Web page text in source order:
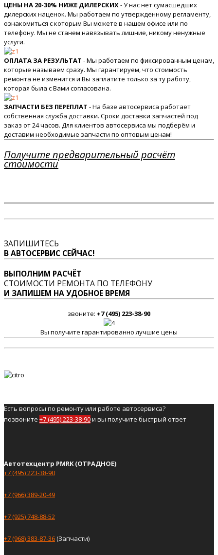
ЦЕНЫ НА 20-30% НИЖЕ ДИЛЕРСКИХ- У нас нет сумасшедших
дилерских наценок. Мы работаем по утвержденному регламенту,
ознакомиться с которым Вы можете в нашем офисе или по
телефону. Мы не станем навязывать лишние, никому ненужные
услуги.
ОПЛАТА ЗА РЕЗУЛЬТАТ - Мы работаем по фиксированным ценам,
которые называем сразу. Мы гарантируем, что стоимость
ремонта не изменится и Вы заплатите только за ту работу,
которая была с Вами согласована.
ЗАПЧАСТИ БЕЗ ПЕРЕПЛАТ - На базе автосервиса работает
собственная служба доставки. Сроки доставки запчастей под
заказ от 24 часов. Для клиентов автосервиса мы подберём и
доставим необходимые запчасти по оптовым ценам!
Получите предварительный расчёт
стоимости
ЗАПИШИТЕСЬ
В АВТОСЕРВИС СЕЙЧАС!
ВЫПОЛНИМ РАСЧЁТ
СТОИМОСТИ РЕМОНТА ПО ТЕЛЕФОНУ
И ЗАПИШЕМ НА УДОБНОЕ ВРЕМЯ
звоните: +7 (495) 223-38-90
Вы получите гарантированно лучшие цены
Есть вопросы по ремонту или работе автосервиса?
позвоните +7 (495) 223-38-90и вы получите быстрый ответ
Автотехцентр PMRK (ОТРАДНОЕ)
+7 (495) 223-38-90
+7 (966) 389-20-49
+7 (925) 748-88-52
+7 (968) 383-87-36(Запчасти)